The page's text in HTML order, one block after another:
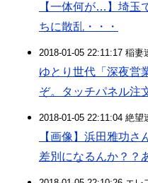
【一体何が…】埼玉
ちに散乱・・・
2018-01-05 22:11:17 稲妻
ゆとり世代「深夜営
ぞ。タッチパネル注
2018-01-05 22:11:04 絶
【画像】浜田雅功
差別になるんか？？